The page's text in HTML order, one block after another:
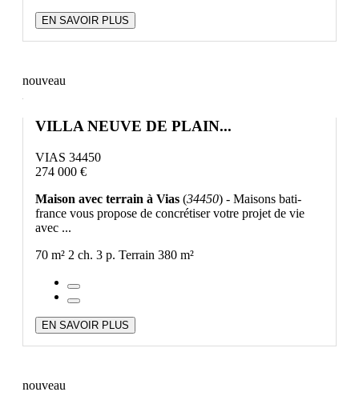
EN SAVOIR PLUS
nouveau
VILLA NEUVE DE PLAIN...
VIAS 34450
274 000 €
Maison avec terrain à Vias (34450) - Maisons bati-
france vous propose de concrétiser votre projet de vie
avec ...
70 m² 2 ch. 3 p. Terrain 380 m²
EN SAVOIR PLUS
nouveau